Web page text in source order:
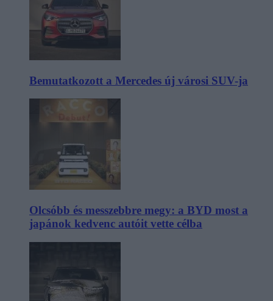
Bemutatkozott a Mercedes új városi SUV-ja
Olcsóbb és messzebbre megy: a BYD most a
japánok kedvenc autóit vette célba